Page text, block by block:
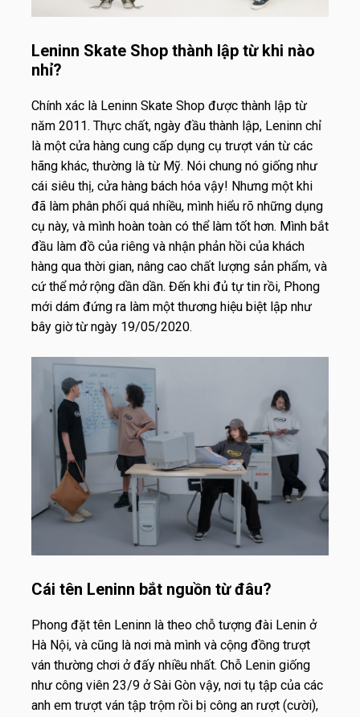
Leninn Skate Shop thành lập từ khi nào
nhỉ?
Chính xác là Leninn Skate Shop được thành lập từ
năm 2011. Thực chất, ngày đầu thành lập, Leninn chỉ
là một cửa hàng cung cấp dụng cụ trượt ván từ các
hãng khác, thường là từ Mỹ. Nói chung nó giống như
cái siêu thị, cửa hàng bách hóa vậy! Nhưng một khi
đã làm phân phối quá nhiều, mình hiểu rõ những dụng
cụ này, và mình hoàn toàn có thể làm tốt hơn. Mình bắt
đầu làm đồ của riêng và nhận phản hồi của khách
hàng qua thời gian, nâng cao chất lượng sản phẩm, và
cứ thể mở rộng dần dần. Đến khi đủ tự tin rồi, Phong
mới dám đứng ra làm một thương hiệu biệt lập như
bây giờ từ ngày 19/05/2020.
Cái tên Leninn bắt nguồn từ đâu?
Phong đặt tên Leninn là theo chỗ tượng đài Lenin ở
Hà Nội, và cũng là nơi mà mình và cộng đồng trượt
ván thường chơi ở đấy nhiều nhất. Chỗ Lenin giống
như công viên 23/9 ở Sài Gòn vậy, nơi tụ tập của các
anh em trượt ván tập trộm rồi bị công an rượt (cười),